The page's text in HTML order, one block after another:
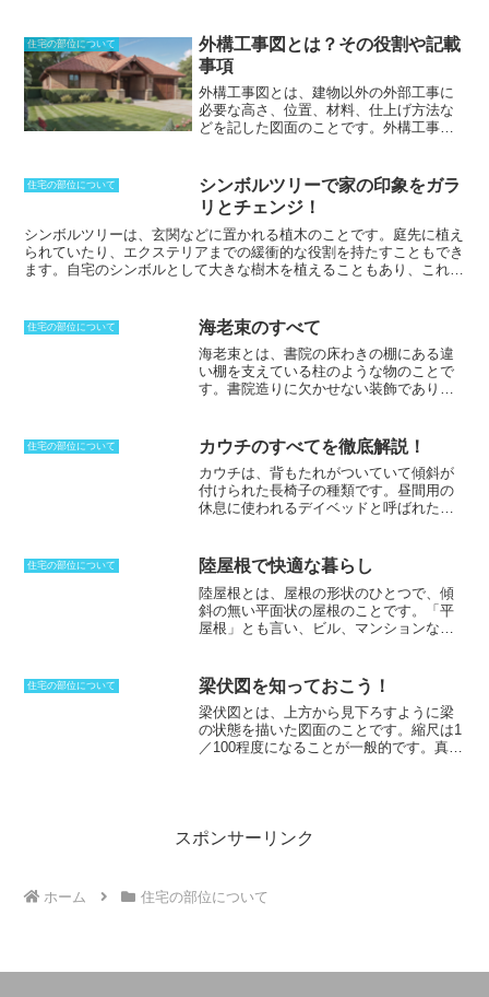
住宅の部位について
外構工事図とは？その役割や記載
事項
外構工事図とは、建物以外の外部工事に
必要な高さ、位置、材料、仕上げ方法な
どを記した図面のことです。外構工事と
場、テラス、ガーデンなどを作る工事の
ことをいいます。外構工事図は、これら
の工事を施工する際に必要な情報を記載
した図面です。外構工事図には、以下の
情報が記載されています。*敷地の形状と
寸法* 建物の位置と寸法 *門の位置と大き
と大きさ*ガーデンの位置と大きさ
の種類と仕様
仕上げ方法
外構工事を施工する際に必要な情報が記
載された重要な図面です。外構工事を計
画する際には、必ず外構工事図を作成し
住宅の部位について
シンボルツリーで家の印象をガラ
リとチェンジ！
シンボルツリーは、玄関などに置かれる植木のことです。庭先に植え
られていたり、エクステリアまでの緩衝的な役割を持たすこともでき
ます。自宅のシンボルとして大きな樹木を植えることもあり、これに
ことで愛着もわきます。エクステリアの主役となりますが、一度植え
てしまうと、長く楽しむことができる代わりに、取り換えたりするわ
けにはいかなくなります。シンボルツリーを植える位置は、自分たち
だけではなく、周囲の家に対する生活の邪魔にならないようにするこ
とも大切です。1年中楽しむことができるということで、常緑樹を選
住宅の部位について 海老束のすべて
海老束とは、書院の床わきの棚にある違
い棚を支えている柱のような物のことで
す。書院造りに欠かせない装飾であり、
るのが特徴です。海老束几帳面と呼ばれ
ることもあり、職人の腕が正確でなけれ
ば美しい装飾にはなりません。海老束の
多くで見られる樽型の物は、腕のある職
人でなければ作り上げることは難しいと
な建築美を象徴しています。
住宅の部位について カウチのすべてを徹底解説！
カウチは、背もたれがついていて傾斜が
付けられた長椅子の種類です。昼間用の
休息に使われるデイベッドと呼ばれたり
スでは、大型ベッドの代わりに使われて
いました。カウチはソファよりも背もた
れが低く、肘掛けが片方だけにあること
が特徴となっています。来客用に使われ
る物としては適切ではなく、あくまでプ
ており、座面や背もたれも柔らかな素材
が使われるようになりました。数人で座
れるようなものはセッティと呼ばれるこ
ともあります。
住宅の部位について 陸屋根で快適な暮らし
陸屋根とは、屋根の形状のひとつで、傾
斜の無い平面状の屋根のことです。「平
屋根」とも言い、ビル、マンションなど
です。陸屋根には瓦を葺かないため、建
設コストを抑えることができ、屋上スペ
ースを活用して太陽光発電を設置した
り、屋上庭園を設けたりできるなどのメ
リットがあります。従来の木造住宅で
上に菜園などを作ることも可能になって
が増えています。
住宅の部位について 梁伏図を知っておこう！
梁伏図とは、上方から見下ろすように梁
の状態を描いた図面のことです。縮尺は1
／100程度になることが一般的です。真上
伏図ということでは、他にも基礎伏図や
床伏図がありますが、どれも上方から見
す。梁伏図には、単純に梁としてだけで
スポンサーリンク
ホーム 住宅の部位について